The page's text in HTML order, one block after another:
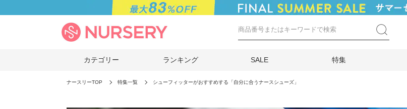
カテゴリー ランキング SALE 特集
ナースリーTOP 特集一覧 シューフィッターがおすすめする「自分に合うナースシューズ」